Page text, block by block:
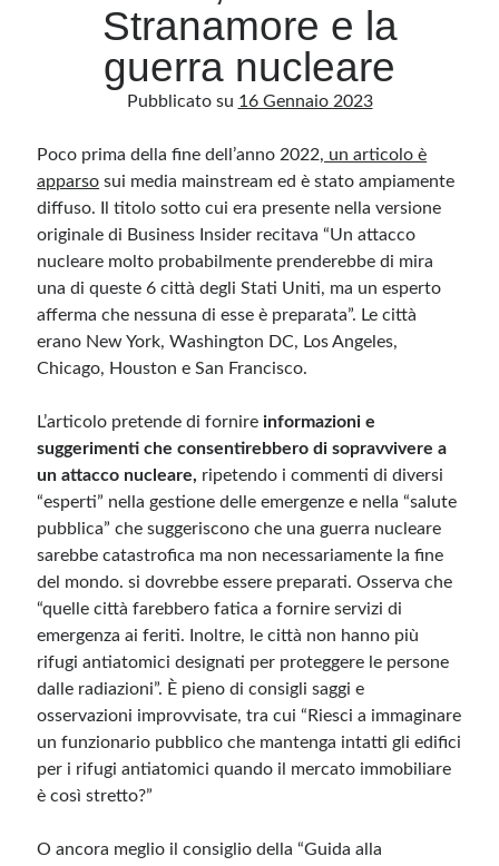
Archivio
Categorie
Categorie
Questo blog non rappresenta una testata giornalistica, in quanto viene aggiornato
senza alcuna periodicità. Non può pertanto considerarsi un prodotto editoriale ai
sensi della legge n· 62 del 7.03.2001. L’autore non è responsabile di quanto
pubblicato dai lettori nei commenti ai vari post. Saranno comunque cancellati quelli
ritenuti offensivi o lesivi dell’immagine o dell’onorabilità di terzi, di genere spam,
considerate di pubblico dominio. Qualora la loro pubblicazione violasse eventuali
immediatamente rimosse. L’autore del blog non è responsabile dei siti collegati
Meta
Feed dei contenuti
Feed dei commenti
WordPress.org
Stranamore e la
guerra nucleare
Pubblicato su 16 Gennaio 2023
Poco prima della fine dell’anno 2022, un articolo è
apparso sui media mainstream ed è stato ampiamente
diffuso. Il titolo sotto cui era presente nella versione
originale di Business Insider recitava “Un attacco
nucleare molto probabilmente prenderebbe di mira
una di queste 6 città degli Stati Uniti, ma un esperto
afferma che nessuna di esse è preparata”. Le città
erano New York, Washington DC, Los Angeles,
Chicago, Houston e San Francisco.
L’articolo pretende di fornireinformazioni e
suggerimenti che consentirebbero di sopravvivere a
un attacco nucleare, ripetendo i commenti di diversi
“esperti” nella gestione delle emergenze e nella “salute
pubblica” che suggeriscono che una guerra nucleare
sarebbe catastrofica ma non necessariamente la fine
del mondo. si dovrebbe essere preparati. Osserva che
“quelle città farebbero fatica a fornire servizi di
emergenza ai feriti. Inoltre, le città non hanno più
rifugi antiatomici designati per proteggere le persone
dalle radiazioni”. È pieno di consigli saggi e
osservazioni improvvisate, tra cui “Riesci a immaginare
un funzionario pubblico che mantenga intatti gli edifici
per i rifugi antiatomici quando il mercato immobiliare
è così stretto?”
O ancora meglio il consiglio della “Guida alla